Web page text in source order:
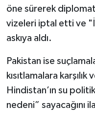
öne sürerek
vizeleri iptal etti ve
askıya aldı.
Pakistan ise
kısıtlamalara
Hindistan’ın su
nedeni” sayacağını